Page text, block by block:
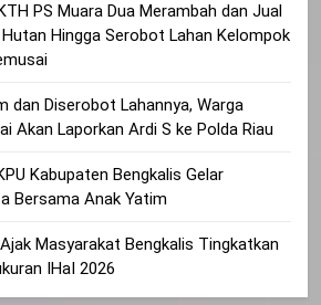
PS Muara Dua Merambah dan Jual
Hingga Serobot Lahan Kelompok
dan Diserobot Lahannya, Warga
Akan Laporkan Ardi S ke Polda Riau
Kabupaten Bengkalis Gelar
Bersama Anak Yatim
Masyarakat Bengkalis Tingkatkan
IHaI 2026